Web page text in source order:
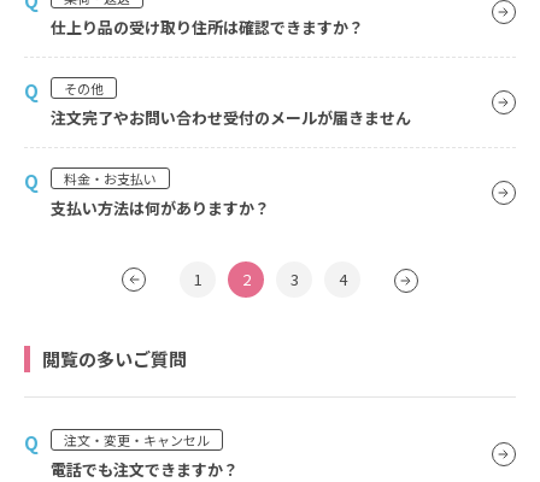
仕上り品の受け取り住所は確認できますか？
Q その他
注文完了やお問い合わせ受付のメールが届きません
Q 料金・お支払い
支払い方法は何がありますか？
1 2 3 4
閲覧の多いご質問
Q 注文・変更・キャンセル
電話でも注文できますか？